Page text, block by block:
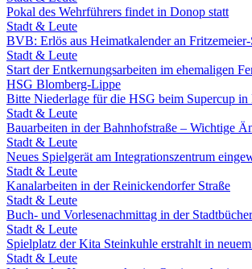
Pokal des Wehrführers findet in Donop statt
Stadt & Leute
BVB: Erlös aus Heimatkalender an
Stadt & Leute
Start der Entkernungsarbeiten im ehemaligen
HSG Blomberg-Lippe
Bitte Niederlage für die HSG beim Supercup in
Stadt & Leute
Bauarbeiten in der Bahnhofstraße – Wichtige
Stadt & Leute
Neues Spielgerät am Integrationszentrum
Stadt & Leute
Kanalarbeiten in der Reinickendorfer Straße
Stadt & Leute
Buch- und Vorlesenachmittag in der
Stadt & Leute
Spielplatz der Kita Steinkuhle erstrahlt in
Stadt & Leute